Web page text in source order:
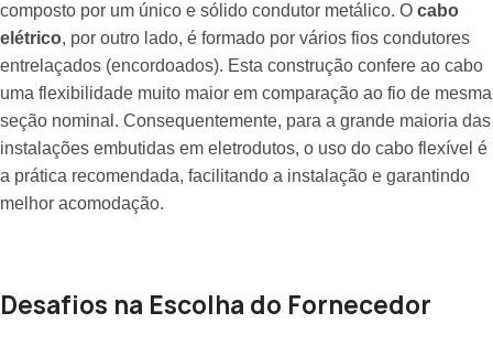
composto por um único e sólido condutor metálico. O cabo
elétrico, por outro lado, é formado por vários fios condutores
entrelaçados (encordoados). Esta construção confere ao cabo
uma flexibilidade muito maior em comparação ao fio de mesma
seção nominal. Consequentemente, para a grande maioria das
instalações embutidas em eletrodutos, o uso do cabo flexível é
a prática recomendada, facilitando a instalação e garantindo
melhor acomodação.
Desafios na Escolha do Fornecedor